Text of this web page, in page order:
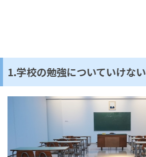
1.学校の勉強についていけない